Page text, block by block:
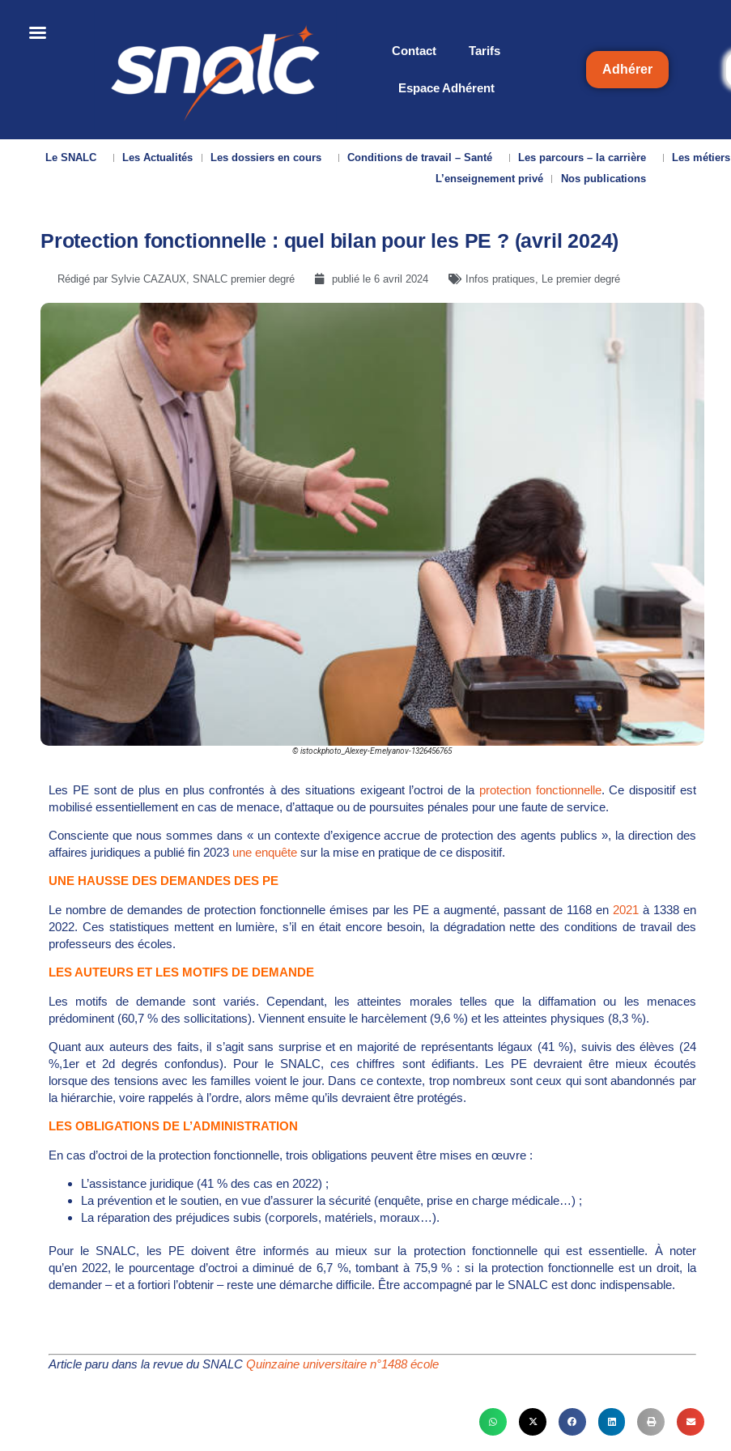
Contact Tarifs
Espace Adhérent
Adhérer
Le SNALC Les Actualités Les dossiers en cours Conditions de travail – Santé Les parcours – la carrière Les métiers
L’enseignement privé
Nos publications
Protection fonctionnelle : quel bilan pour les PE ? (avril 2024)
Rédigé par Sylvie CAZAUX, SNALC premier degré publié le 6 avril 2024 Infos pratiques, Le premier degré
© istockphoto_Alexey-Emelyanov-1326456765
Les PE sont de plus en plus confrontés à des situations exigeant l’octroi de la protection fonctionnelle. Ce dispositif est
mobilisé essentiellement en cas de menace, d’attaque ou de poursuites pénales pour une faute de service.
Consciente que nous sommes dans « un contexte d’exigence accrue de protection des agents publics », la direction des
affaires juridiques a publié fin 2023 une enquête sur la mise en pratique de ce dispositif.
UNE HAUSSE DES DEMANDES DES PE
Le nombre de demandes de protection fonctionnelle émises par les PE a augmenté, passant de 1168 en 2021 à 1338 en
2022. Ces statistiques mettent en lumière, s’il en était encore besoin, la dégradation nette des conditions de travail des
professeurs des écoles.
LES AUTEURS ET LES MOTIFS DE DEMANDE
Les motifs de demande sont variés. Cependant, les atteintes morales telles que la diffamation ou les menaces
prédominent (60,7 % des sollicitations). Viennent ensuite le harcèlement (9,6 %) et les atteintes physiques (8,3 %).
Quant aux auteurs des faits, il s’agit sans surprise et en majorité de représentants légaux (41 %), suivis des élèves (24
%,1er et 2d degrés confondus). Pour le SNALC, ces chiffres sont édifiants. Les PE devraient être mieux écoutés
lorsque des tensions avec les familles voient le jour. Dans ce contexte, trop nombreux sont ceux qui sont abandonnés par
la hiérarchie, voire rappelés à l’ordre, alors même qu’ils devraient être protégés.
LES OBLIGATIONS DE L’ADMINISTRATION
En cas d’octroi de la protection fonctionnelle, trois obligations peuvent être mises en œuvre :
L’assistance juridique (41 % des cas en 2022) ;
La prévention et le soutien, en vue d’assurer la sécurité (enquête, prise en charge médicale…) ;
La réparation des préjudices subis (corporels, matériels, moraux…).
Pour le SNALC, les PE doivent être informés au mieux sur la protection fonctionnelle qui est essentielle. À noter
qu’en 2022, le pourcentage d’octroi a diminué de 6,7 %, tombant à 75,9 % : si la protection fonctionnelle est un droit, la
demander – et a fortiori l’obtenir – reste une démarche difficile. Être accompagné par le SNALC est donc indispensable.
Article paru dans la revue du SNALC Quinzaine universitaire n°1488 école